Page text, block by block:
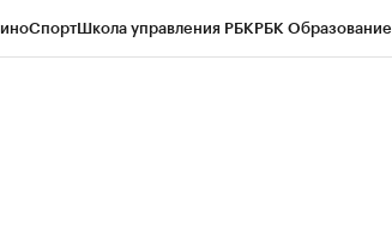
СпортШкола управления РБКРБК Образование